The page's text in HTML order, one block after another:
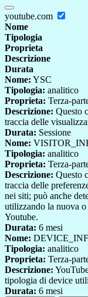
youtube.com
Nome
Tipologia
Proprieta
Descrizione
Durata
Nome: YSC
Tipologia: analitico
Proprieta: Terza-
Descrizione: Questo
traccia delle
Durata: Sessione
Nome:
Tipologia: analitico
Proprieta: Terza-
Descrizione: Questo
traccia delle
nei siti; può anche
utilizzando la nuova
Youtube.
Durata: 6 mesi
Nome:
Tipologia: analitico
Proprieta: Terza-
Descrizione:
tipologia di device
Durata: 6 mesi